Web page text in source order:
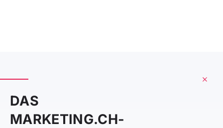
DAS
MARKETING.CH-